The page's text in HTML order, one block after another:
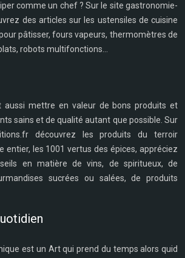
comme un chef ? Sur le site gastronomie-
des articles sur les ustensiles de cuisine
pâtisser, fours vapeurs, thermomètres de
robots multifonctions...
aussi mettre en valeur de bons produits et
sains et de qualité autant que possible. Sur
découvrez les produits du terroir
entier, les 1001 vertus des épices, appréciez
en matière de vins, de spiritueux, de
sucrées ou salées, de produits
est un Art qui prend du temps alors quid